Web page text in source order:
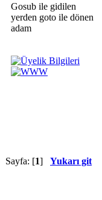
Gosub ile gidilen
yerden goto ile dönen
adam
Sayfa: [1] Yukarı git